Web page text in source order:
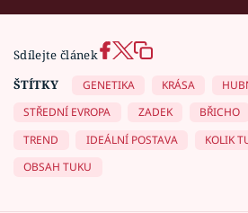
Sdílejte článek
ŠTÍTKY
GENETIKA KRÁSA
STŘEDNÍ EVROPA
ZADEK BŘICHO
TREND
IDEÁLNÍ POSTAVA
KOLIK
OBSAH TUKU